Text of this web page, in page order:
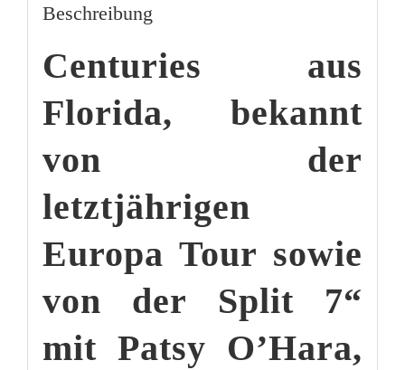
Beschreibung
Centuries aus
Florida, bekannt
von der
letztjährigen
Europa Tour sowie
von der Split 7“
mit Patsy O’Hara,